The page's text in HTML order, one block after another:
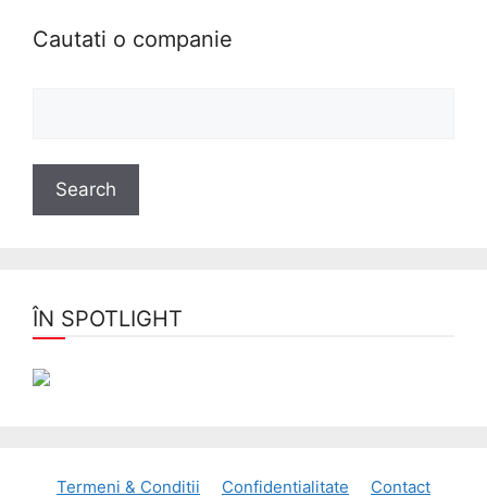
Cautati o companie
ÎN SPOTLIGHT
Termeni & Conditii Confidentialitate Contact